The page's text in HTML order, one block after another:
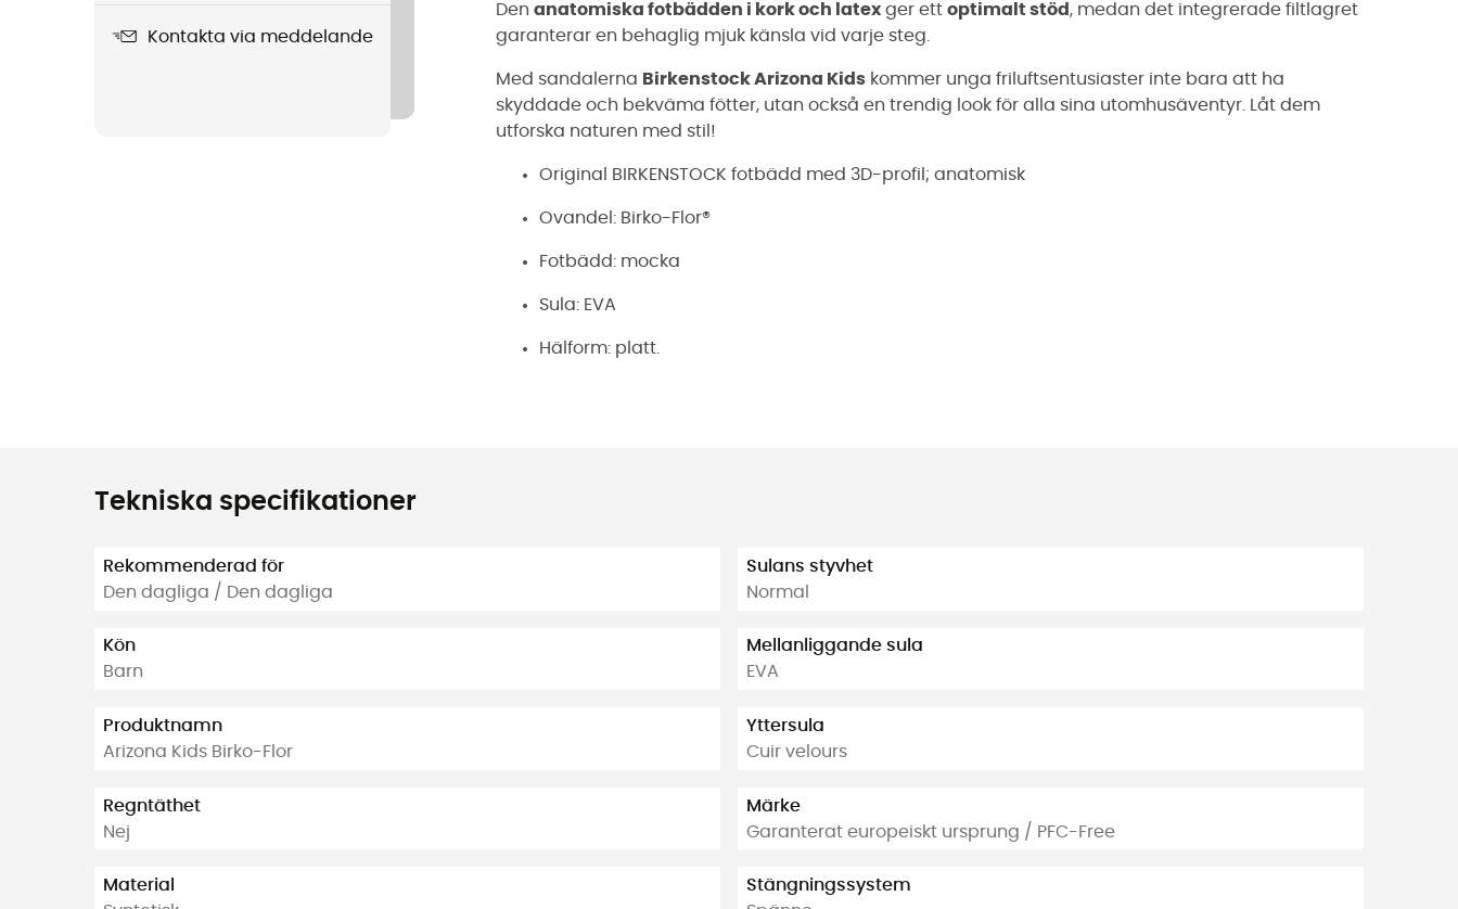
Kontakta via meddelande
Den anatomiska fotbädden i kork och latex ger ett optimalt stöd , medan det integrerade filtlagret
garanterar en behaglig mjuk känsla vid varje steg.
Med sandalerna Birkenstock Arizona Kids kommer unga friluftsentusiaster inte bara att ha
skyddade och bekväma fötter, utan också en trendig look för alla sina utomhusäventyr. Låt dem
utforska naturen med stil!
Original BIRKENSTOCK fotbädd med 3D-profil; anatomisk
Ovandel: Birko-Flor®
Fotbädd: mocka
Sula: EVA
Hälform: platt.
Tekniska specifikationer
Rekommenderad för
Den dagliga / Den dagliga
Kön
Barn
Produktnamn
Arizona Kids Birko-Flor
Regntäthet
Nej
Material
Sulans styvhet
Normal
Mellanliggande sula
EVA
Yttersula
Cuir velours
Märke
Garanterat europeiskt ursprung / PFC-Free
Stängningssystem